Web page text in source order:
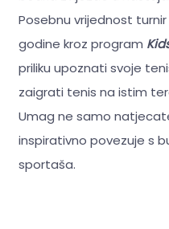
Posebnu vrijednost
godine kroz program
priliku upoznati svoje
zaigrati tenis na istim
Umag ne samo
inspirativno povezuje s
sportaša.